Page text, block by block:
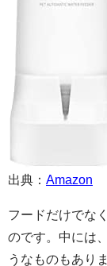
出典： Amazon
フードだけでな
のです。中には
うなものもあり